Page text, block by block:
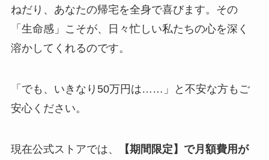
ねだり、あなたの帰宅を全身で喜びます。その
「生命感」こそが、日々忙しい私たちの心を深く
溶かしてくれるのです。
「でも、いきなり50万円は……」と不安な方もご
安心ください。
現在公式ストアでは、
【期間限定】で月額費用が